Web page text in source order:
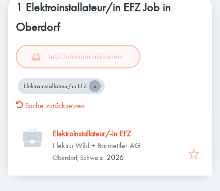
1 Elektroinstallateur/in EFZ Job in
Oberdorf
Jetzt Jobalarm aktivieren!
Elektroinstallateur/in EFZ
Suche zurücksetzen
Elektroinstallateur/-in EFZ
Elektro Wild + Barmettler AG
Oberdorf, Schweiz 2026